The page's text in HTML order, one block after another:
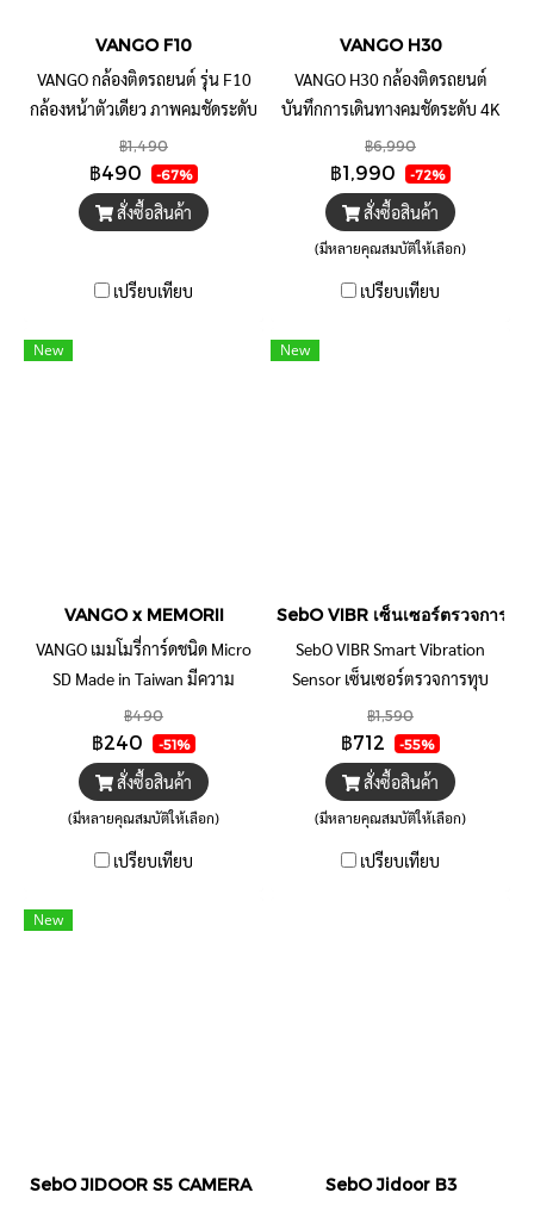
VANGO F10
VANGO กล้องติดรถยนต์ รุ่น F10
กล้องหน้าตัวเดียว ภาพคมชัดระดับ
HD+ 960P จอแสดงผลขนาด 2.3
นิ้ว
฿1,490
฿490 -67%
สั่งซื้อสินค้า
เปรียบเทียบ
VANGO H30
VANGO H30 กล้องติดรถยนต์
บันทึกการเดินทางคมชัดระดับ 4K
ดูกล้องด้วยแอปพิเคชั่นบนมือถือ
฿6,990
฿1,990 -72%
สั่งซื้อสินค้า
(มีหลายคุณสมบัติให้เลือก)
เปรียบเทียบ
New
VANGO x MEMORII
VANGO เมมโมรี่การ์ดชนิด Micro
SD Made in Taiwan มีความ
ทนทานต่อการใช้งานโดยเฉพาะ
เน้นการใช้งานกับกล้องรถ กล้องโด
รน และทุกที่ที่ต้องเขียนข้อมูลไวๆ
และมีความร้อนสูง ใช้กับอุปกรณ์ที่
ต้องตากแดดมีความร้อนสูง Micro
SD card (ใช้ได้กับกล้องติดรถ กล้อง
Grade UI อัตราความเร็วในการ
฿490
฿240 -51%
สั่งซื้อสินค้า
(มีหลายคุณสมบัติให้เลือก)
เปรียบเทียบ
New
SebO VIBR เซ็นเซอร์ตรวจการทุ
SebO VIBR Smart Vibration
Sensor เซ็นเซอร์ตรวจการทุบ
กระจกแบบสมาร์ท มีเสียงแจ้ง
เตือน ไร้สาย มีแจ้งเตือนเป็น
แอปพลิเคชัน
฿1,590
฿712 -55%
สั่งซื้อสินค้า
(มีหลายคุณสมบัติให้เลือก)
เปรียบเทียบ
New
SebO JIDOOR S5 CAMERA ดิจิตอลล็อค พร้อมกล้องและกริ่งด้านน
SebO Jidoor B3